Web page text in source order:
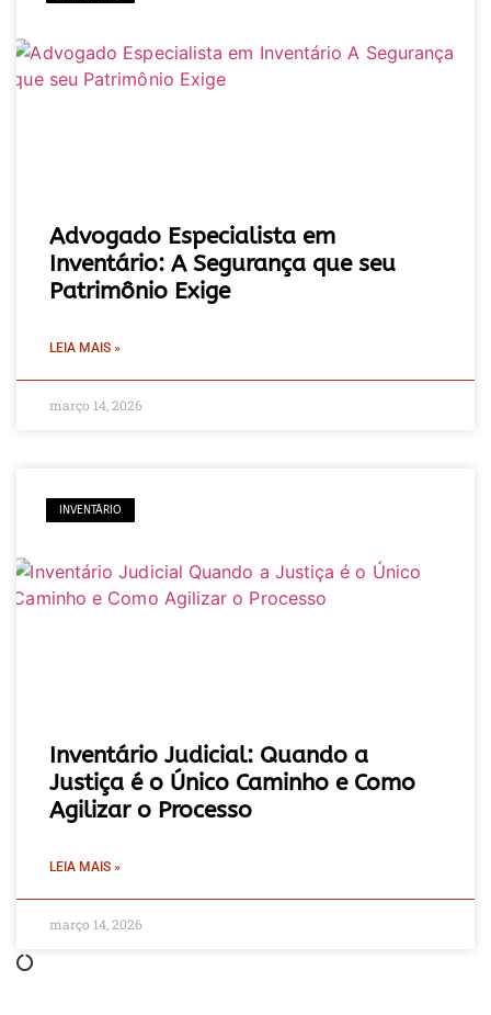
Advogado Especialista em
Inventário: A Segurança que seu
Patrimônio Exige
LEIA MAIS »
março 14, 2026
INVENTÁRIO
Inventário Judicial: Quando a
Justiça é o Único Caminho e Como
Agilizar o Processo
LEIA MAIS »
março 14, 2026